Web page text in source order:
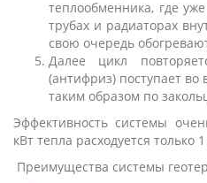
теплообменника, где
трубах и радиаторах
свою очередь
Далее цикл
(антифриз) поступает
таким образом по
Эффективность системы
кВт тепла расходуется только
Преимущества системы